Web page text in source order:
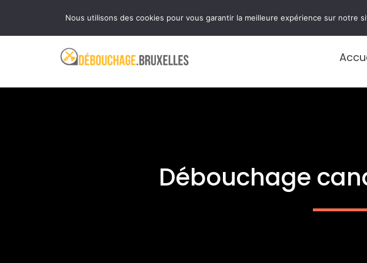
Ouvert 24 heures sur 24 et 7 jours sur 7
Débouchage
Nous utilisons des cookies pour vous garantir la meilleure expérience sur